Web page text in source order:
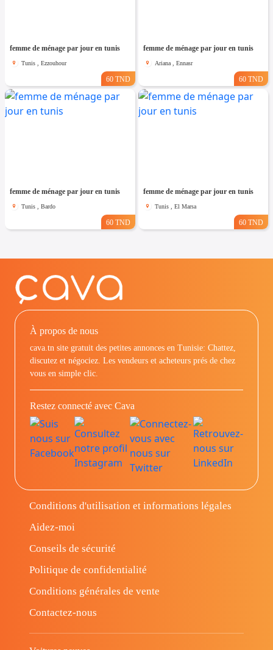
femme de ménage par jour en tunis
Tunis , Ezzouhour
60 TND
femme de ménage par jour en tunis
Ariana , Ennasr
60 TND
femme de ménage par jour en tunis
Tunis , Bardo
60 TND
femme de ménage par jour en tunis
Tunis , El Marsa
60 TND
À propos de nous
cava.tn site gratuit des petites annonces en Tunisie: Chattez,
discutez et négociez. Les vendeurs et acheteurs prés de chez
vous en simple clic.
Restez connecté avec Cava
Conditions d'utilisation et informations légales
Aidez-moi
Conseils de sécurité
Politique de confidentialité
Conditions générales de vente
Contactez-nous